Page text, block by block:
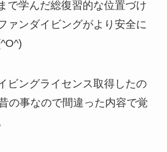
で学んだ総復習的な位置づけ
ァンダイビングがより安全に
ビングライセンス取得したの
の事なので間違った内容で覚